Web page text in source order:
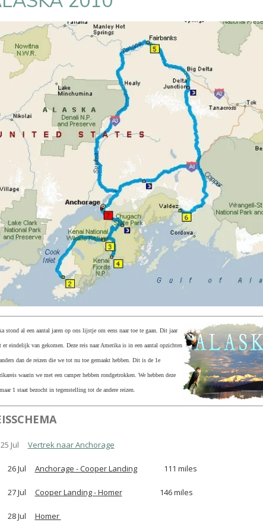
stond al een aantal jaren op ons lijstje om eens naar toe te gaan. Dit jaar
er eindelijk van gekomen. Deze reis naar Amerika is in een aantal opzichten
dan de reizen die we tot nu toe gemaakt hebben. Dit is de 1e
waarin we met een camper hebben rondgetrokken. We hebben deze
1 staat bezocht in tegenstelling tot de andere reizen.
Jul Vertrek naar Anchorage
26 Jul Anchorage - Cooper Landing111 miles
27 Jul Cooper Landing - Homer146 miles
28 Jul Homer